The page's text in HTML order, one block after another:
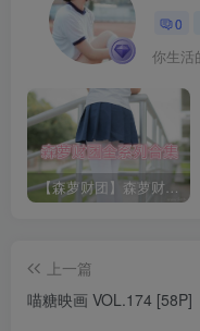
0
你生活
【森萝财团】森萝财团系列福利原版无水印合集下载[与本站内容同步更新]
上一篇
喵糖映画 VOL.174 [58P]